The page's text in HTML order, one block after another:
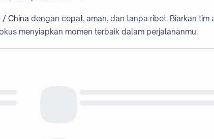
/ China dengan cepat, aman, dan tanpa ribet. Biarkan tim
menyiapkan momen terbaik dalam perjalananmu.